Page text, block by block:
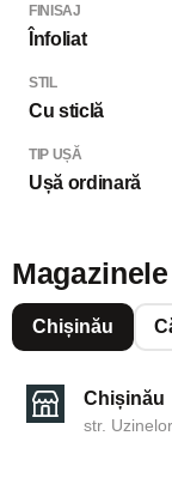
FINISAJ
Înfoliat
STIL
Cu sticlă
TIP UȘĂ
Ușă ordinară
Chișinău
Chișinău
str.